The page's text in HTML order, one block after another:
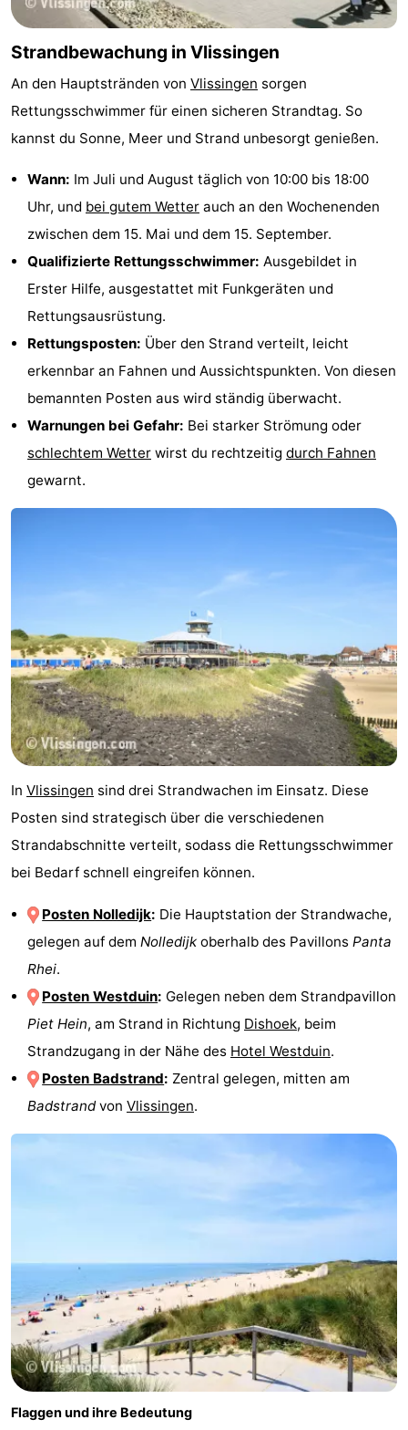
Strandbewachung in Vlissingen
An den Hauptstränden von Vlissingen sorgen
Rettungsschwimmer für einen sicheren Strandtag. So
kannst du Sonne, Meer und Strand unbesorgt genießen.
Wann: Im Juli und August täglich von 10:00 bis 18:00
Uhr, und bei gutem Wetter auch an den Wochenenden
zwischen dem 15. Mai und dem 15. September.
Qualifizierte Rettungsschwimmer: Ausgebildet in
Erster Hilfe, ausgestattet mit Funkgeräten und
Rettungsausrüstung.
Rettungsposten: Über den Strand verteilt, leicht
erkennbar an Fahnen und Aussichtspunkten. Von diesen
bemannten Posten aus wird ständig überwacht.
Warnungen bei Gefahr: Bei starker Strömung oder
schlechtem Wetter wirst du rechtzeitig durch Fahnen
gewarnt.
In Vlissingen sind drei Strandwachen im Einsatz. Diese
Posten sind strategisch über die verschiedenen
Strandabschnitte verteilt, sodass die Rettungsschwimmer
bei Bedarf schnell eingreifen können.
Posten Nolledijk: Die Hauptstation der Strandwache,
gelegen auf dem Nolledijk oberhalb des Pavillons Panta
Rhei.
Posten Westduin: Gelegen neben dem Strandpavillon
Piet Hein, am Strand in Richtung Dishoek, beim
Strandzugang in der Nähe des Hotel Westduin.
Posten Badstrand: Zentral gelegen, mitten am
Badstrandvon Vlissingen.
Flaggen und ihre Bedeutung